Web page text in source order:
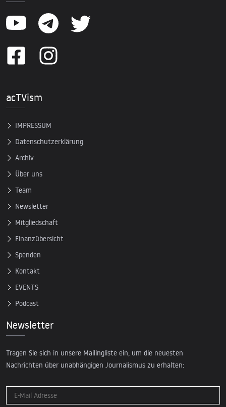
acTVism
IMPRESSUM
Datenschutzerklärung
Archiv
Über uns
Team
Newsletter
Mitgliedschaft
Finanzübersicht
Spenden
Kontakt
EVENTS
Podcast
Newsletter
Tragen Sie sich in unsere Mailingliste ein, um die neuesten
Nachrichten über unabhängigen Journalismus zu erhalten: